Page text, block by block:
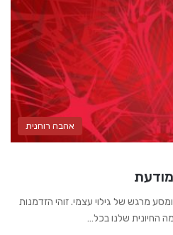
אהבה רוחנית
מרגש של גילוי עצמי. זוהי הזדמנות
החיונית שלנו בכל…